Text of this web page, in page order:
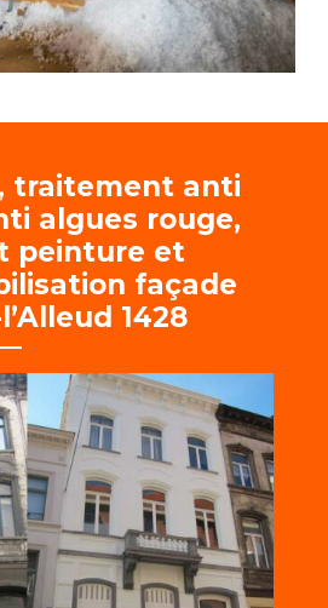
traitement anti
algues rouge,
peinture et
façade
1428